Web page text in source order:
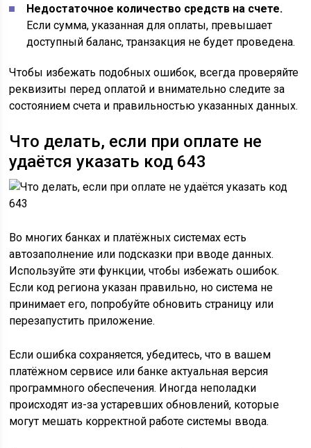
Недостаточное количество средств на счете.
Если сумма, указанная для оплаты, превышает
доступный баланс, транзакция не будет проведена.
Чтобы избежать подобных ошибок, всегда проверяйте
реквизиты перед оплатой и внимательно следите за
состоянием счета и правильностью указанных данных.
Что делать, если при оплате не
удаётся указать код 643
Во многих банках и платёжных системах есть
автозаполнение или подсказки при вводе данных.
Используйте эти функции, чтобы избежать ошибок.
Если код региона указан правильно, но система не
принимает его, попробуйте обновить страницу или
перезапустить приложение.
Если ошибка сохраняется, убедитесь, что в вашем
платёжном сервисе или банке актуальная версия
программного обеспечения. Иногда неполадки
происходят из-за устаревших обновлений, которые
могут мешать корректной работе системы ввода.